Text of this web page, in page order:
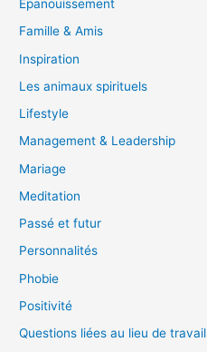
Epanouissement
Famille & Amis
Inspiration
Les animaux spirituels
Lifestyle
Management & Leadership
Mariage
Meditation
Passé et futur
Personnalités
Phobie
Positivité
Questions liées au lieu de travail